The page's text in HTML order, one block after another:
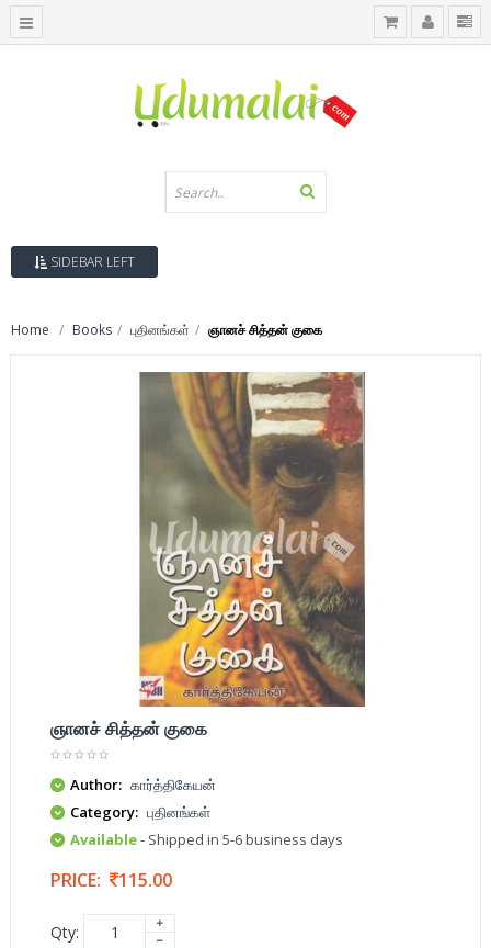
SIDEBAR LEFT
Home Books புதினங்கள் ஞானச் சித்தன் குகை
ஞானச் சித்தன் குகை
Author: கார்த்திகேயன்
Category: புதினங்கள்
Available- Shipped in 5-6 business days
PRICE: 115.00
Qty: